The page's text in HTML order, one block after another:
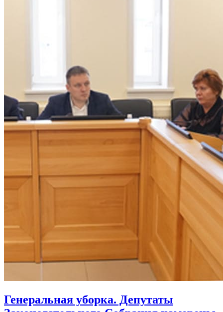
Генеральная уборка. Депутаты